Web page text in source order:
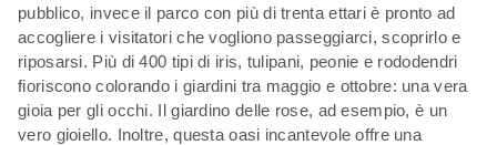
pubblico, invece il parco con più di trenta ettari è pronto ad
accogliere i visitatori che vogliono passeggiarci, scoprirlo e
riposarsi. Più di 400 tipi di iris, tulipani, peonie e rododendri
fioriscono colorando i giardini tra maggio e ottobre: una vera
gioia per gli occhi. Il giardino delle rose, ad esempio, è un
vero gioiello. Inoltre, questa oasi incantevole offre una